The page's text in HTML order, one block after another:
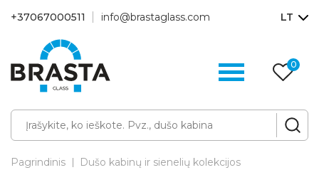
+37067000511 info@brastaglass.com LT
0
Pagrindinis
Dušo kabinų ir sienelių kolekcijos